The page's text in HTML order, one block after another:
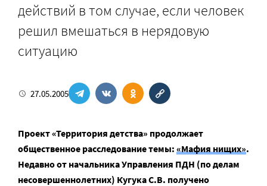
действий в том случае, если человек
решил вмешаться в нерядовую
ситуацию
27.05.2005
Проект «Территория детства» продолжает
общественное расследование темы: «Мафия нищих».
Недавно от начальника Управления ПДН (по делам
несовершеннолетних) Кугука С.В. получено